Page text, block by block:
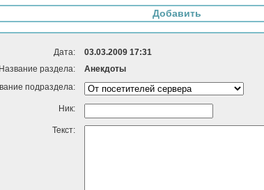
Добавить
Дата:
03.03.2009 17:31
Название раздела:
Анекдоты
подраздела:
Ник:
Текст: